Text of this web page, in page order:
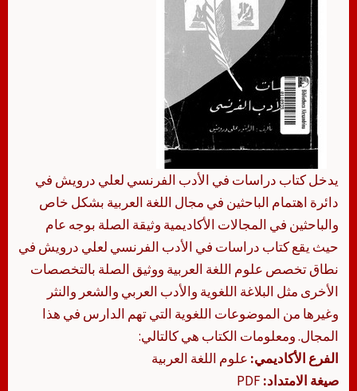
يدخل كتاب دراسات في الأدب الفرنسي لعلي درويش في
دائرة اهتمام الباحثين في مجال اللغة العربية بشكل خاص
والباحثين في المجالات الأكاديمية وثيقة الصلة بوجه عام
حيث يقع كتاب دراسات في الأدب الفرنسي لعلي درويش في
نطاق تخصص علوم اللغة العربية ووثيق الصلة بالتخصصات
الأخرى مثل البلاغة اللغوية والأدب العربي والشعر والنثر
وغيرها من الموضوعات اللغوية التي تهم الدارس في هذا
المجال. ومعلومات الكتاب هي كالتالي:
الفرع الأكاديمي: علوم اللغة العربية
صيغة الامتداد: